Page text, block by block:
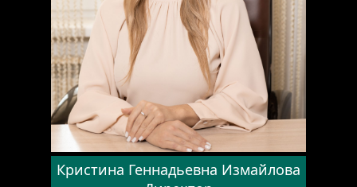
Кристина Геннадьевна Измайлова